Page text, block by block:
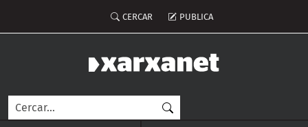
Menú del compte d'usuari
CERCAR PUBLICA
Cerca